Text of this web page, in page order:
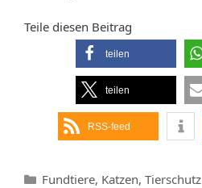
Teile diesen Beitrag
teilen
teilen
RSS-feed
Kategorien
Fundtiere, Katzen, Tierschutz